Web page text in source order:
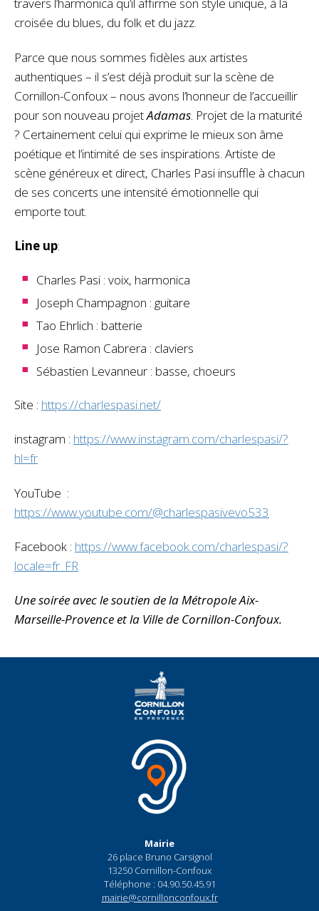
travers l’harmonica qu’il affirme son style unique, à la
croisée du blues, du folk et du jazz.
Parce que nous sommes fidèles aux artistes
authentiques – il s’est déjà produit sur la scène de
Cornillon-Confoux – nous avons l’honneur de l’accueillir
pour son nouveau projetAdamas . Projet de la maturité
? Certainement celui qui exprime le mieux son âme
poétique et l’intimité de ses inspirations. Artiste de
scène généreux et direct, Charles Pasi insuffle à chacun
de ses concerts une intensité émotionnelle qui
emporte tout.
Line up:
Charles Pasi : voix, harmonica
Joseph Champagnon : guitare
Tao Ehrlich : batterie
Jose Ramon Cabrera : claviers
Sébastien Levanneur : basse, choeurs
Site : https://charlespasi.net/
instagram : https://www.instagram.com/charlespasi/?
hl=fr
YouTube :
https://www.youtube.com/@charlespasivevo533
Facebook : https://www.facebook.com/charlespasi/?
locale=fr_FR
Une soirée avec le soutien de la Métropole Aix-
Marseille-Provence et la Ville de Cornillon-Confoux.
Mairie
26 place Bruno Carsignol
13250 Cornillon-Confoux
Téléphone : 04.90.50.45.91
mairie@cornillonconfoux.fr